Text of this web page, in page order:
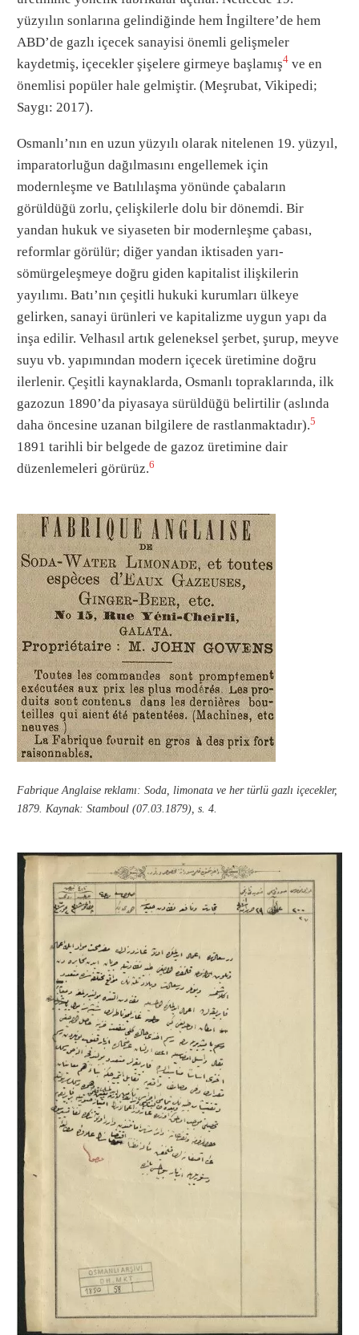
yüzyılın sonlarına gelindiğinde hem İngiltere’de hem
ABD’de gazlı içecek sanayisi önemli gelişmeler
kaydetmiş, içecekler şişelere girmeye başlamış4 ve en
önemlisi popüler hale gelmiştir. (Meşrubat, Vikipedi;
Saygı: 2017).
Osmanlı’nın en uzun yüzyılı olarak nitelenen 19. yüzyıl,
imparatorluğun dağılmasını engellemek için
modernleşme ve Batılılaşma yönünde çabaların
görüldüğü zorlu, çelişkilerle dolu bir dönemdi. Bir
yandan hukuk ve siyaseten bir modernleşme çabası,
reformlar görülür; diğer yandan iktisaden yarı-
sömürgeleşmeye doğru giden kapitalist ilişkilerin
yayılımı. Batı’nın çeşitli hukuki kurumları ülkeye
gelirken, sanayi ürünleri ve kapitalizme uygun yapı da
inşa edilir. Velhasıl artık geleneksel şerbet, şurup, meyve
suyu vb. yapımından modern içecek üretimine doğru
ilerlenir. Çeşitli kaynaklarda, Osmanlı topraklarında, ilk
gazozun 1890’da piyasaya sürüldüğü belirtilir (aslında
daha öncesine uzanan bilgilere de rastlanmaktadır).5
1891 tarihli bir belgede de gazoz üretimine dair
düzenlemeleri görürüz.6
Fabrique Anglaise reklamı: Soda, limonata ve her türlü gazlı içecekler,
1879. Kaynak: Stamboul (07.03.1879), s. 4.